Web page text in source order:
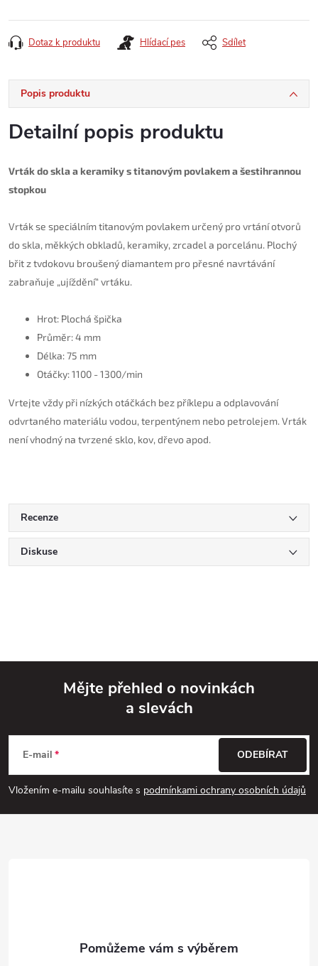
Dotaz k produktu Hlídací pes Sdílet
Popis produktu
Detailní popis produktu
Vrták do skla a keramiky s titanovým povlakem a šestihrannou
stopkou
Vrták se speciálním titanovým povlakem určený pro vrtání otvorů
do skla, měkkých obkladů, keramiky, zrcadel a porcelánu. Plochý
břit z tvdokovu broušený diamantem pro přesné navrtávání
zabraňuje „ujíždění“ vrtáku.
Hrot: Plochá špička
Průměr: 4 mm
Délka: 75 mm
Otáčky: 1100 - 1300/min
Vrtejte vždy při nízkých otáčkách bez příklepu a odplavování
odvrtaného materiálu vodou, terpentýnem nebo petrolejem. Vrták
není vhodný na tvrzené sklo, kov, dřevo apod.
Recenze
Diskuse
p
a
Mějte přehled o novinkách
a slevách
E-mail
Vložením e-mailu souhlasíte s podmínkami ochrany osobních údajů
ODEBÍRAT